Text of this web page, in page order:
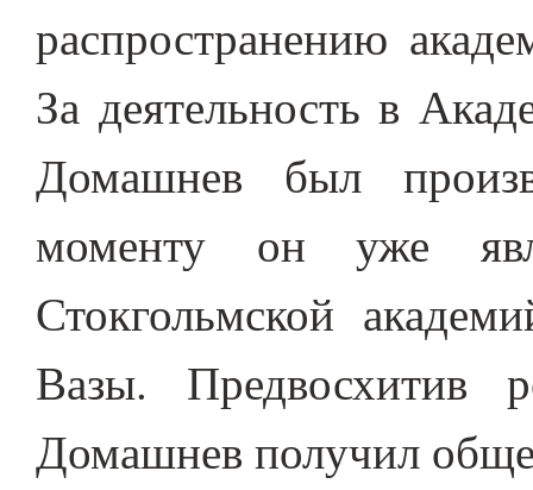
распространению
За деятельность в
Домашнев был
моменту он уже
Стокгольмской
Вазы. Предвосхитив
Домашнев получил